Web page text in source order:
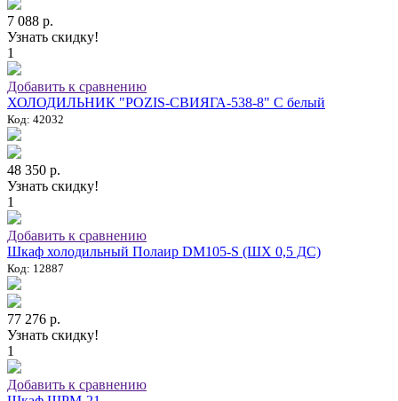
7 088 р.
Узнать скидку!
1
Добавить к сравнению
ХОЛОДИЛЬНИК "POZIS-СВИЯГА-538-8" C белый
Код: 42032
48 350 р.
Узнать скидку!
1
Добавить к сравнению
Шкаф холодильный Полаир DM105-S (ШХ 0,5 ДС)
Код: 12887
77 276 р.
Узнать скидку!
1
Добавить к сравнению